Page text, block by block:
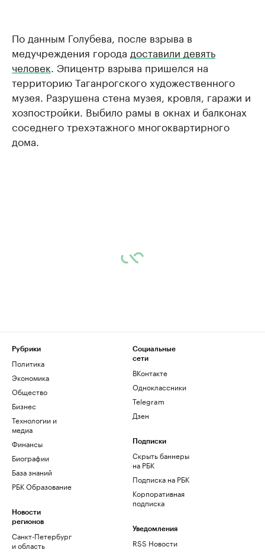
По данным Голубева, после взрыва в
медучреждения города доставили девять
человек . Эпицентр взрыва пришелся на
территорию Таганрогского художественного
музея. Разрушена стена музея, кровля, гаражи и
хозпостройки. Выбило рамы в окнах и балконах
соседнего трехэтажного многоквартирного
дома.
Рубрики
Политика
Экономика
Общество
Бизнес
Технологии и
медиа
Финансы
Биографии
База знаний
РБК Образование
Новости
регионов
Санкт-Петербург
и область
Социальные
сети
ВКонтакте
Одноклассники
Telegram
Дзен
Подписки
Скрыть баннеры
на РБК
Подписка на РБК
Корпоративная
подписка
Уведомления
RSS Новости